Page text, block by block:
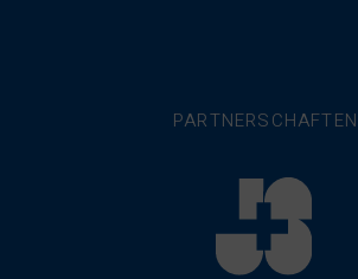
PARTNERSCHAFTEN